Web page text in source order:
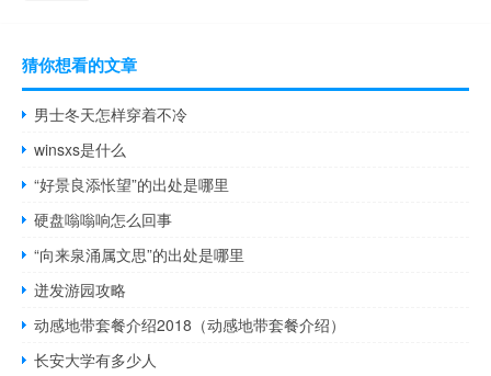
猜你想看的文章
男士冬天怎样穿着不冷
winsxs是什么
“好景良添怅望”的出处是哪里
硬盘嗡嗡响怎么回事
“向来泉涌属文思”的出处是哪里
迸发游园攻略
动感地带套餐介绍2018（动感地带套餐介绍）
长安大学有多少人